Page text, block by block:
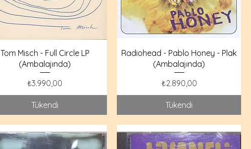
Tom Misch - Full Circle LP
(Ambalajında)
Fiyat
₺3.990,00
Tükendi
Radiohead - Pablo Honey - Plak
(Ambalajında)
Fiyat
₺2.890,00
Tükendi